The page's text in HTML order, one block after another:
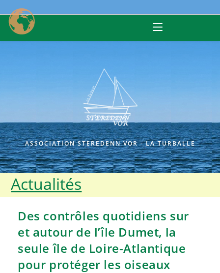
to
content
ASSOCIATION STEREDENN VOR - LA TURBALLE
Actualités
Des contrôles quotidiens sur
et autour de l’île Dumet, la
seule île de Loire-Atlantique
pour protéger les oiseaux